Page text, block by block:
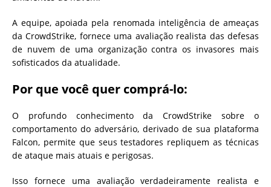
A equipe, apoiada pela renomada inteligência de ameaças
da CrowdStrike, fornece uma avaliação realista das defesas
de nuvem de uma organização contra os invasores mais
sofisticados da atualidade.
Por que você quer comprá-lo:
O profundo conhecimento da CrowdStrike sobre o
comportamento do adversário, derivado de sua plataforma
Falcon, permite que seus testadores repliquem as técnicas
de ataque mais atuais e perigosas.
Isso fornece uma avaliação verdadeiramente realista e